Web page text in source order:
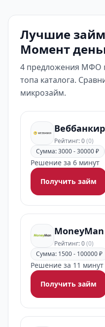
Лучшие
Момент
4 предложения МФО
топа каталога.
микрозайм.
Веббанкир
Рейтинг: 0(0)
Сумма: 3000 - 30000 ₽
Решение за 6 минут
Получить займ
MoneyMan
Рейтинг: 0(0)
Сумма: 1500 - 100000 ₽
Решение за 11 минут
Получить займ